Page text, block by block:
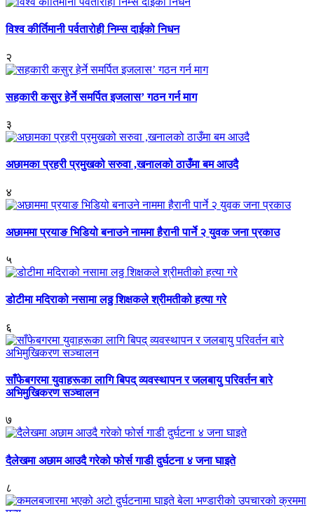
विश्व कीर्तिमानी पर्वतारोही निम्स दाईको निधन
२
सहकारी कसुर हेर्ने समर्पित इजलास’ गठन गर्न माग
३
अछामका प्रहरी प्रमुखको सरुवा ,खनालको ठाउँमा बम आउदै
४
अछाममा प्रयाङ भिडियो बनाउने नाममा हैरानी पार्ने २ युवक जना प्रकाउ
५
डोटीमा मदिराको नसामा लठ्ठ शिक्षकले श्रीमतीको हत्या गरे
६
साँफेबगरमा युवाहरूका लागि बिपद् व्यवस्थापन र जलबायु परिवर्तन बारे
अभिमुखिकरण सञ्चालन
७
दैलेखमा अछाम आउदै गरेको फोर्स गाडी दुर्घटना ४ जना घाइते
८